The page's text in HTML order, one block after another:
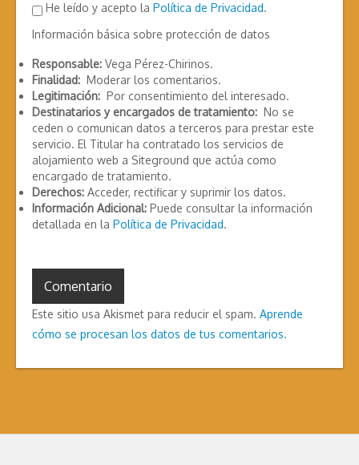
He leído y acepto la Política de Privacidad.
Información básica sobre protección de datos
Responsable: Vega Pérez-Chirinos.
Finalidad: Moderar los comentarios.
Legitimación: Por consentimiento del interesado.
Destinatarios y encargados de tratamiento: No se
ceden o comunican datos a terceros para prestar este
servicio. El Titular ha contratado los servicios de
alojamiento web a Siteground que actúa como
encargado de tratamiento.
Derechos: Acceder, rectificar y suprimir los datos.
Información Adicional: Puede consultar la información
detallada en la Política de Privacidad.
Este sitio usa Akismet para reducir el spam. Aprende
cómo se procesan los datos de tus comentarios.